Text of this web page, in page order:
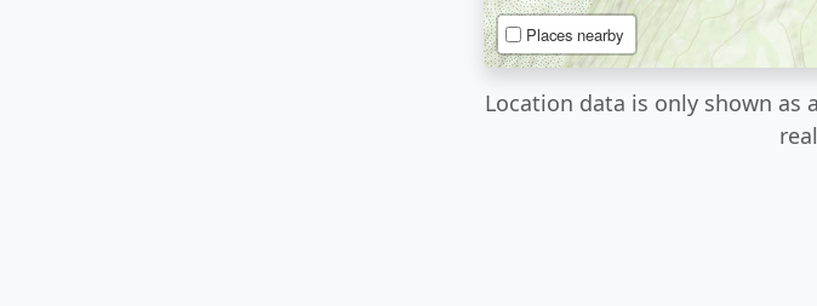
Places nearby
Location data is only shown as